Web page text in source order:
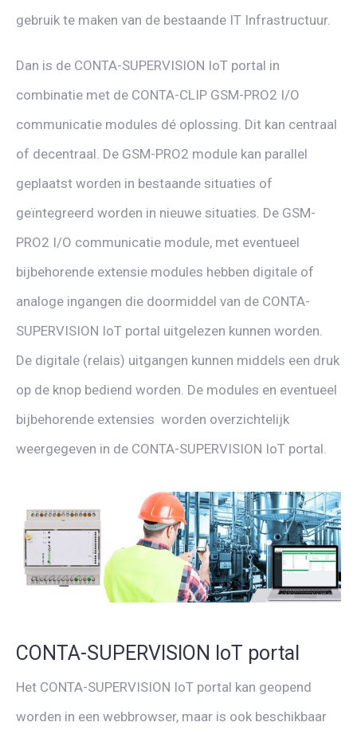
gebruik te maken van de bestaande IT Infrastructuur.
Dan is de CONTA-SUPERVISION IoT portal in
combinatie met de CONTA-CLIP GSM-PRO2 I/O
communicatie modules dé oplossing. Dit kan centraal
of decentraal. De GSM-PRO2 module kan parallel
geplaatst worden in bestaande situaties of
geïntegreerd worden in nieuwe situaties. De GSM-
PRO2 I/O communicatie module, met eventueel
bijbehorende extensie modules hebben digitale of
analoge ingangen die doormiddel van de CONTA-
SUPERVISION IoT portal uitgelezen kunnen worden.
De digitale (relais) uitgangen kunnen middels een druk
op de knop bediend worden. De modules en eventueel
bijbehorende extensies worden overzichtelijk
weergegeven in de CONTA-SUPERVISION IoT portal.
CONTA-SUPERVISION IoT portal
Het CONTA-SUPERVISION IoT portal kan geopend
worden in een webbrowser, maar is ook beschikbaar